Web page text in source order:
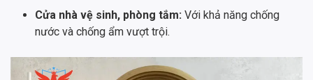
Cửa nhà vệ sinh, phòng tắm: Với khả năng chống
nước và chống ẩm vượt trội.